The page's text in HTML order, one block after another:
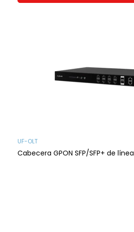
UF-OLT
Cabecera GPON SFP/SFP+ de